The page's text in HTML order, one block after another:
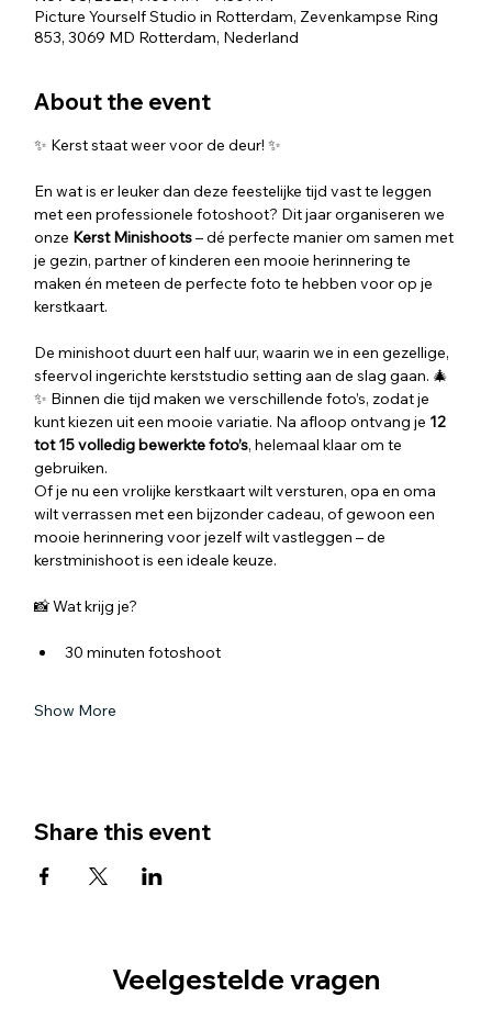
Veelgestelde vragen
Picture Yourself Studio in Rotterdam, Zevenkampse Ring
853, 3069 MD Rotterdam, Nederland
About the event
✨ Kerst staat weer voor de deur! ✨
En wat is er leuker dan deze feestelijke tijd vast te leggen
met een professionele fotoshoot? Dit jaar organiseren we
onze Kerst Minishoots – dé perfecte manier om samen met
je gezin, partner of kinderen een mooie herinnering te
maken én meteen de perfecte foto te hebben voor op je
kerstkaart.
De minishoot duurt een half uur, waarin we in een gezellige,
sfeervol ingerichte kerststudio setting aan de slag gaan. 🎄
✨ Binnen die tijd maken we verschillende foto’s, zodat je
kunt kiezen uit een mooie variatie. Na afloop ontvang je 12
tot 15 volledig bewerkte foto’s, helemaal klaar om te
gebruiken.
Of je nu een vrolijke kerstkaart wilt versturen, opa en oma
wilt verrassen met een bijzonder cadeau, of gewoon een
mooie herinnering voor jezelf wilt vastleggen – de
kerstminishoot is een ideale keuze.
📸 Wat krijg je?
30 minuten fotoshoot
Show More
Share this event